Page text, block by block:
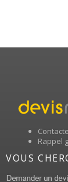
Rappel
VOUS